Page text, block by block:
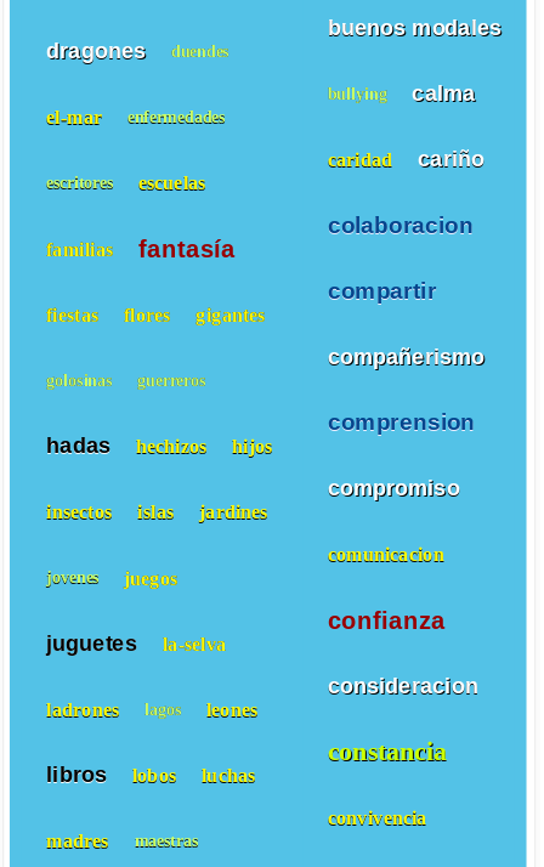
buenos modales
bullying calma
caridad cariño
colaboracion
compartir
compañerismo
comprension
compromiso
comunicacion
confianza
consideracion
constancia
convivencia
dragones duendes
el-mar enfermedades
escritores escuelas
familias fantasía
fiestas flores gigantes
golosinas guerreros
hadas hechizos hijos
insectos islas jardines
jovenes juegos
juguetes la-selva
ladrones lagos leones
libros lobos luchas
madres maestras